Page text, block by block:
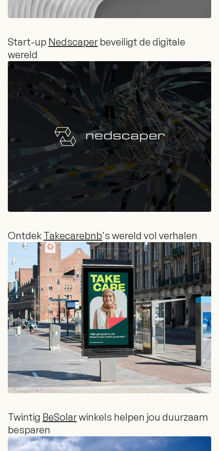
Start-up Nedscaper beveiligt de digitale
wereld
Start-up
Nedscaper
beveiligt de digitale
Ontdek Takecarebnb's wereld vol verhalen
Ontdek Takecarebnb's wereld vol verhalen
Twintig BeSolarwinkels helpen jou duurzaam
besparen
TwintigBeSolarwinkels helpen jou duurzaam